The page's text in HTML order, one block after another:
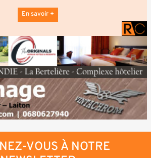
En savoir +
VOUS À NOTRE